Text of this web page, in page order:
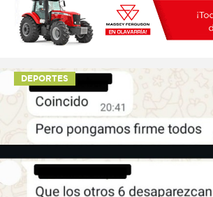
DEPORTES